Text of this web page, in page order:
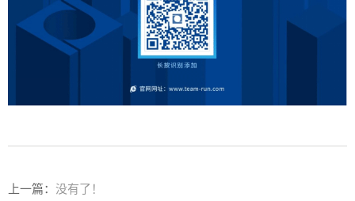
上一篇： 没有了！